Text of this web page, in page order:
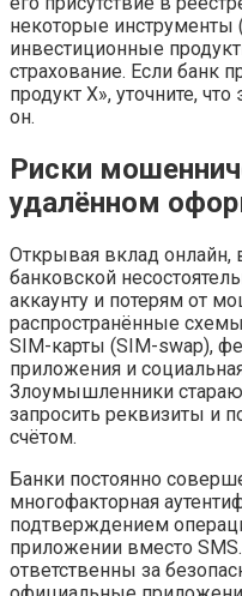
некоторые инструменты
инвестиционные
страхование. Если банк
продукт Х», уточните, что
он.
Риски
удалённом
Открывая вклад онлайн,
банковской
аккаунту и потерям от
распространённые
SIM-карты (SIM-swap),
приложения и
Злоумышленники
запросить реквизиты и
счётом.
Банки постоянно
многофакторная
подтверждением
приложении вместо
ответственны за